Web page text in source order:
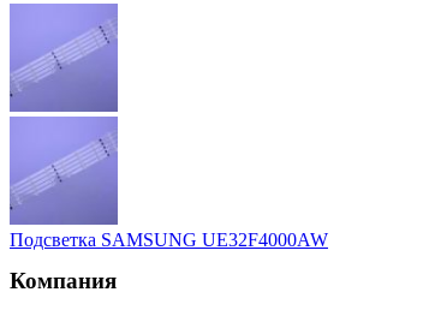
Подсветка SAMSUNG UE32F4000AW
Компания